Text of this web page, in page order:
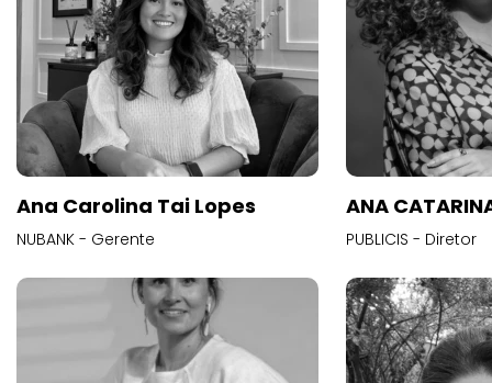
Ana Carolina Tai Lopes
NUBANK - Gerente
ANA
PUBLICIS - Diretor